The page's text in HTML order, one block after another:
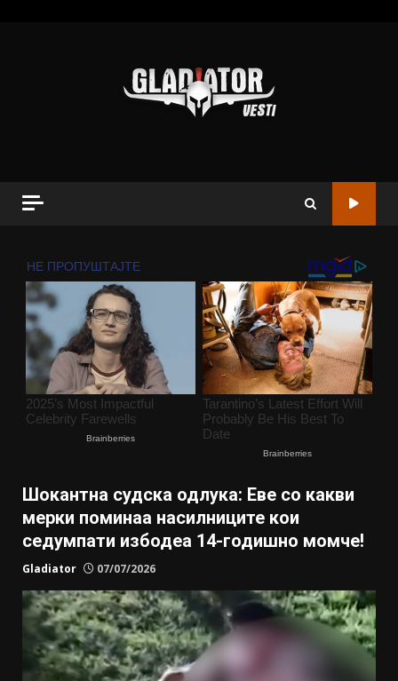
Шокантна судска одлука: Еве со какви
мерки поминаа насилниците кои
седумпати избодеа 14-годишно момче!
Gladiator 07/07/2026